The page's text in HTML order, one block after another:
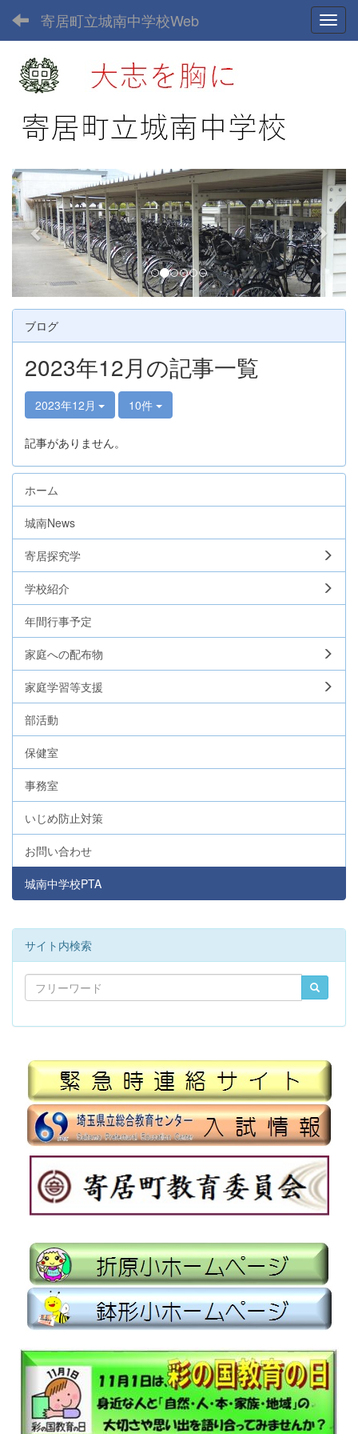
寄居町立城南中学校Web
p
r
e
v
o
u
s
n
e
x
t
ブログ
2023年12月の記事一覧
2023年12月 10件
記事がありません。
ホーム
城南News
寄居探究学
学校紹介
年間行事予定
家庭への配布物
家庭学習等支援
部活動
保健室
事務室
いじめ防止対策
お問い合わせ
城南中学校PTA
サイト内検索